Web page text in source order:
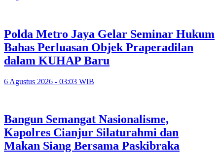
Polda Metro Jaya Gelar Seminar Hukum
Bahas Perluasan Objek Praperadilan
dalam KUHAP Baru
6 Agustus 2026 - 03:03 WIB
Bangun Semangat Nasionalisme,
Kapolres Cianjur Silaturahmi dan
Makan Siang Bersama Paskibraka